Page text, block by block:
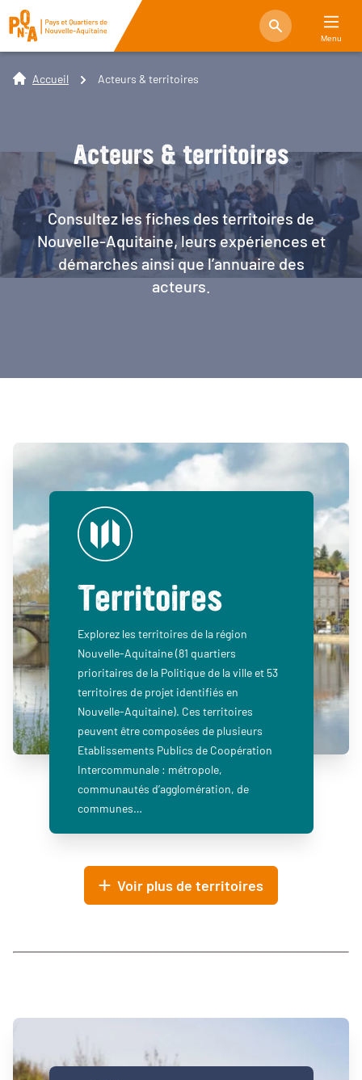
Menu
Accueil Acteurs & territoires
Acteurs & territoires
Consultez les fiches des territoires de
Nouvelle-Aquitaine, leurs expériences et
démarches ainsi que l’annuaire des
acteurs.
Territoires
Explorez les territoires de la région
Nouvelle-Aquitaine (81 quartiers
prioritaires de la Politique de la ville et 53
territoires de projet identifiés en
Nouvelle-Aquitaine). Ces territoires
peuvent être composées de plusieurs
Etablissements Publics de Coopération
Intercommunale : métropole,
communautés d’agglomération, de
communes…
Voir plus de territoires